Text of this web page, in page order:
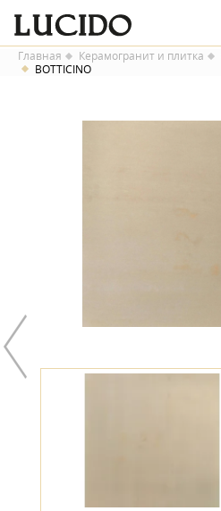
Главная Керамогранит и плитка
BOTTICINO